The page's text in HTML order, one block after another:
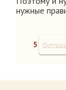
нужные
5